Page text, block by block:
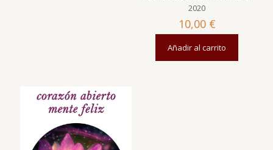
2020
10,00 €
Añadir al carrito